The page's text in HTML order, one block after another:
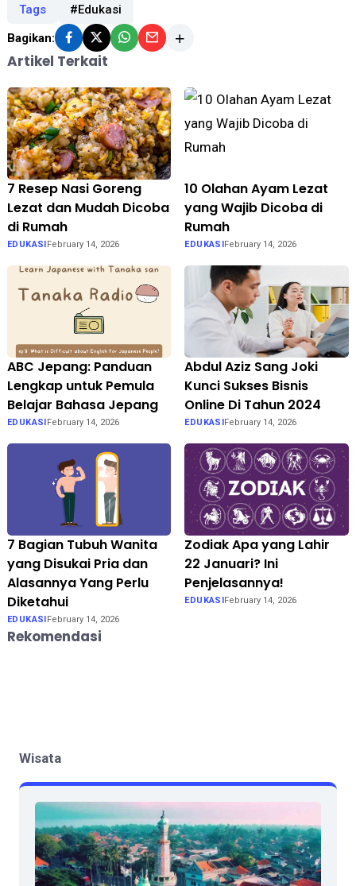
Tags #Edukasi
Bagikan:
Artikel Terkait
7 Resep Nasi Goreng
Lezat dan Mudah Dicoba
di Rumah
EDUKASI February 14, 2026
10 Olahan Ayam Lezat
yang Wajib Dicoba di
Rumah
EDUKASI February 14, 2026
ABC Jepang: Panduan
Lengkap untuk Pemula
Belajar Bahasa Jepang
EDUKASI February 14, 2026
Abdul Aziz Sang Joki
Kunci Sukses Bisnis
Online Di Tahun 2024
EDUKASI February 14, 2026
7 Bagian Tubuh Wanita
yang Disukai Pria dan
Alasannya Yang Perlu
Diketahui
EDUKASI February 14, 2026
Zodiak Apa yang Lahir
22 Januari? Ini
Penjelasannya!
EDUKASI February 14, 2026
Rekomendasi
Wisata